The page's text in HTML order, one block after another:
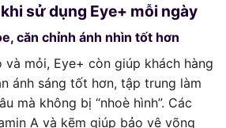
sử dụng Eye+ mỗi ngày
căn chỉnh ánh nhìn tốt hơn
và mỏi, Eye+ còn giúp khách hàng
ánh sáng tốt hơn, tập trung làm
mà không bị “nhoè hình”. Các
A và kẽm giúp bảo vệ võng